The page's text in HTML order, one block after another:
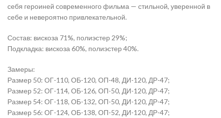
себя героиней современного фильма — стильной, уверенной в
себе и невероятно привлекательной.
Состав: вискоза 71%, полиэстер 29%;
Подкладка: вискоза 60%, полиэстер 40%.
Замеры:
Размер 50: ОГ-110, ОБ-120, ОП-48, ДИ-120, ДР-47;
Размер 52: ОГ-114, ОБ-126, ОП-50, ДИ-120, ДР-47;
Размер 54: ОГ-118, ОБ-132, ОП-50, ДИ-120, ДР-47;
Размер 56: ОГ-124, ОБ-138, ОП-52, ДИ-120, ДР-47;